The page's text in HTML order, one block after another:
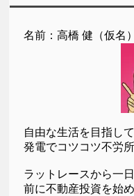
名前：高橋 健（仮名）
自由な生活を目指し
発電でコツコツ不労
ラットレースから一
前に不動産投資を始